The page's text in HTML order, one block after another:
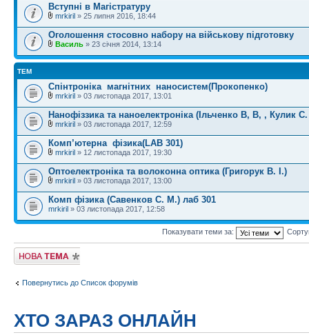
Вступні в Магістратуру
mrkiril » 25 липня 2016, 18:44
Оголошення стосовно набору на військову підготовку
Василь » 23 січня 2014, 13:14
ТЕМ
Спінтроніка​ ​ магнітних​ ​ наносистем(Прокопенко)
mrkiril » 03 листопада 2017, 13:01
Нанофіззика та наноелектроніка (Ільченко В, В, , Кулик
mrkiril » 03 листопада 2017, 12:59
Комп’ютерна​ ​ фізика(LAB 301)
mrkiril » 12 листопада 2017, 19:30
Оптоелектроніка та волоконна оптика (Григорук В. І.)
mrkiril » 03 листопада 2017, 13:00
Комп фізика (Савенков С. М.) лаб 301
mrkiril » 03 листопада 2017, 12:58
Показувати теми за:
Створити нову
тему
Повернутись до Список форумів
ХТО ЗАРАЗ ОНЛАЙН